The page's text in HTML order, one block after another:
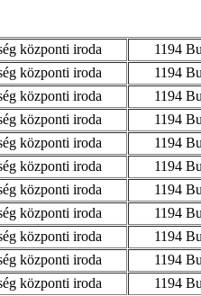
központi iroda
1194
központi iroda
1194
központi iroda
1194
központi iroda
1194
központi iroda
1194
központi iroda
1194
központi iroda
1194
központi iroda
1194
központi iroda
1194
központi iroda
1194
központi iroda
1194